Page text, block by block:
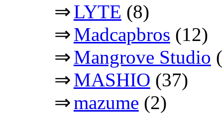
⇒LYTE (8)
⇒Madcapbros (12)
⇒Mangrove Studio
⇒MASHIO (37)
⇒mazume (2)